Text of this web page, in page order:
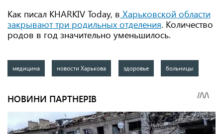
Как писал KHARKIV Today, в Харьковской области
закрывают три родильных отделения. Количество
родов в год значительно уменьшилось.
медицина новости Харькова здоровье больницы